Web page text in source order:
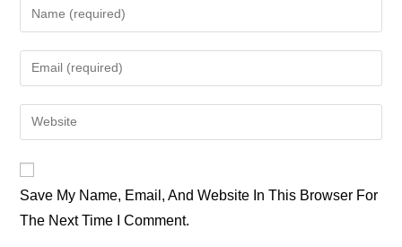
Enter
Your
Name
Or
To
Comment
Enter
Your
Email
Address
Enter
Your
URL
(optional)
Save My Name, Email, And Website In This Browser For
The Next Time I Comment.